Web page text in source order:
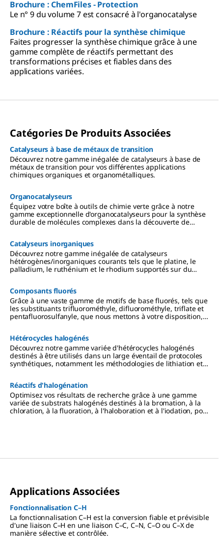
Brochure : ChemFiles - Protection
Le n° 9 du volume 7 est consacré à l'organocatalyse
Brochure : Réactifs pour la synthèse chimique
Faites progresser la synthèse chimique grâce à une
gamme complète de réactifs permettant des
transformations précises et fiables dans des
applications variées.
Catégories De Produits Associées
Catalyseurs à base de métaux de transition
Découvrez notre gamme inégalée de catalyseurs à base de
métaux de transition pour vos différentes applications
chimiques organiques et organométalliques.
Organocatalyseurs
Équipez votre boîte à outils de chimie verte grâce à notre
gamme exceptionnelle d'organocatalyseurs pour la synthèse
durable de molécules complexes dans la découverte de
Catalyseurs inorganiques
Découvrez notre gamme inégalée de catalyseurs
hétérogènes/inorganiques courants tels que le platine, le
palladium, le ruthénium et le rhodium supportés sur du
Composants fluorés
Grâce à une vaste gamme de motifs de base fluorés, tels que
les substituants trifluorométhyle, difluorométhyle, triflate et
pentafluorosulfanyle, que nous mettons à votre disposition,
Hétérocycles halogénés
Découvrez notre gamme variée d'hétérocycles halogénés
destinés à être utilisés dans un large éventail de protocoles
synthétiques, notamment les méthodologies de lithiation et
Réactifs d'halogénation
Optimisez vos résultats de recherche grâce à une gamme
variée de substrats halogénés destinés à la bromation, à la
chloration, à la fluoration, à l'haloboration et à l'iodation, pour
Applications Associées
Fonctionnalisation C–H
La fonctionnalisation C–H est la conversion fiable et prévisible
d'une liaison C–H en une liaison C–C, C–N, C–O ou C–X de
manière sélective et contrôlée.